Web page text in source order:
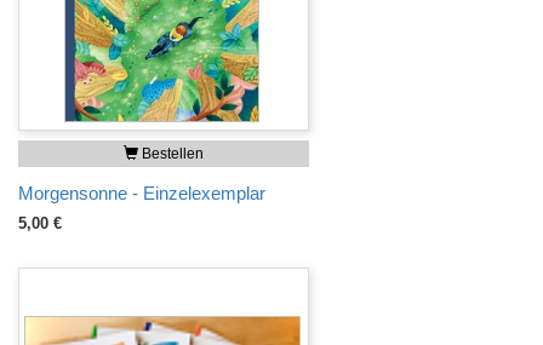
Bestellen
Morgensonne - Einzelexemplar
5,00 €